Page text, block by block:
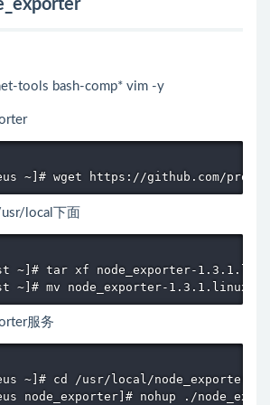
tools bash-comp* vim -y
~]# wget https://github.com/
local下面
~]# tar xf node_exporter-
~]# mv node_exporter-1.3.1.linux-
服务
~]# cd /usr/local/node_exporter/
node_exporter]# nohup ./